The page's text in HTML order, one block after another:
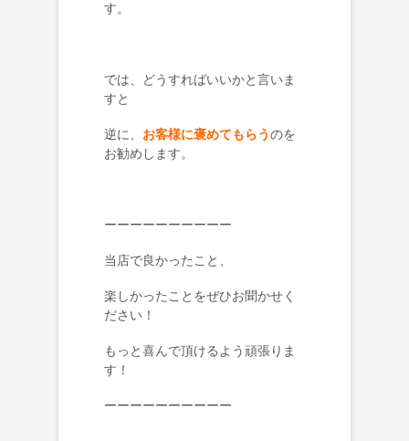
す。
では、どうすればいいかと言いま
すと
逆に、 お客様に褒めてもらうのを
お勧めします。
ーーーーーーーーーー
当店で良かったこと、
楽しかったことをぜひお聞かせく
ださい！
もっと喜んで頂けるよう頑張りま
す！
ーーーーーーーーーー